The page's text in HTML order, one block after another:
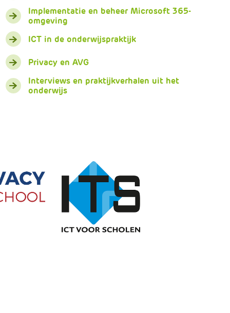
Implementatie en beheer Microsoft 365-
omgeving
ICT in de onderwijspraktijk
Privacy en AVG
Interviews en praktijkverhalen uit het
onderwijs